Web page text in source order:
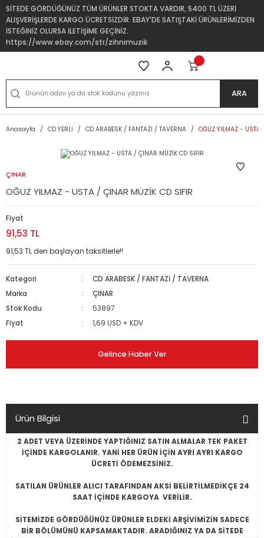
SİTEDE GÖRDÜĞÜNÜZ TÜM ÜRÜNLER STOKTA VARDIR, 5400 TL ÜZERİ
ALIŞVERİŞLERDE KARGO ÜCRETSİZDİR. EBAY'DE SATIŞTAKİ ÜRÜNLERİMİZDEN
İSTEĞİNİZ OLURSA İLETİŞİME GEÇİNİZ.
https://www.ebay.com/str/zihnimuzik
ARA
Anasayfa CD YERLİ CD ARABESK / FANTAZİ / TAVERNA OĞUZ YILMAZ - USTA
ÇINAR
OĞUZ YILMAZ - USTA / ÇINAR MÜZİK CD SIFIR
Fiyat
91,53 TL
91,53 TL den başlayan taksitlerle!!
Kategori
CD ARABESK / FANTAZİ / TAVERNA
Marka
ÇINAR
Stok Kodu
53897
Fiyat
1,69 USD + KDV
Gelince Haber Ver
Ürün Bilgisi
2 ADET VEYA ÜZERİNDE YAPTIĞINIZ SATIN ALMALAR TEK PAKET
İÇİNDE KARGOLANIR. YANİ HER ÜRÜN İÇİN AYRI AYRI KARGO
ÜCRETİ ÖDEMEZSİNİZ.
SATILAN ÜRÜNLER ALICI TARAFINDAN AKSİ BELİRTİLMEDİKÇE 24
SAAT İÇİNDE KARGOYA VERİLİR.
SİTEMİZDE GÖRDÜĞÜNÜZ ÜRÜNLER ELDEKİ ARŞİVİMİZİN SADECE
BİR BÖLÜMÜNÜ KAPSAMAKTADIR. ARADIĞINIZ YA DA SİTEDE